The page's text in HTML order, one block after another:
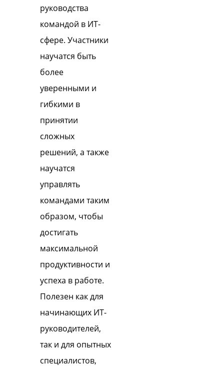
руководства
командой в ИТ-
сфере. Участники
научатся быть
более
уверенными и
гибкими в
принятии
сложных
решений, а также
научатся
управлять
командами таким
образом, чтобы
достигать
максимальной
продуктивности и
успеха в работе.
Полезен как для
начинающих ИТ-
руководителей,
так и для опытных
специалистов,